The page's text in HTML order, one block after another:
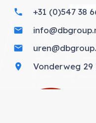
phone +31 (0)547 38
mail
mail
location_on Vonderweg 29